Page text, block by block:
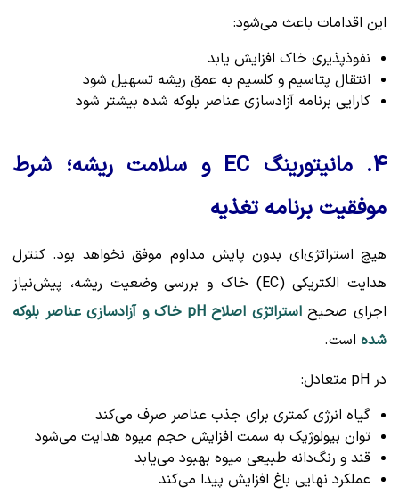
این اقدامات باعث می‌شود:
نفوذپذیری خاک افزایش یابد
انتقال پتاسیم و کلسیم به عمق ریشه تسهیل شود
کارایی برنامه آزادسازی عناصر بلوکه شده بیشتر شود
۴. مانیتورینگ EC و سلامت ریشه؛ شرط
موفقیت برنامه تغذیه
هیچ استراتژی‌ای بدون پایش مداوم موفق نخواهد بود. کنترل
هدایت الکتریکی (EC) خاک و بررسی وضعیت ریشه، پیش‌نیاز
اجرای صحیح
استراتژی اصلاح pH خاک و آزادسازی عناصر بلوکه
شده است.
در pH متعادل:
گیاه انرژی کمتری برای جذب عناصر صرف می‌کند
توان بیولوژیک به سمت افزایش حجم میوه هدایت می‌شود
قند و رنگ‌دانه طبیعی میوه بهبود می‌یابد
عملکرد نهایی باغ افزایش پیدا می‌کند